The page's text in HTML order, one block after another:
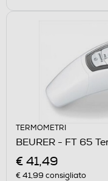
TERMOMETRI
BEURER - FT 65
€ 41,49
€ 41,99 consigliato